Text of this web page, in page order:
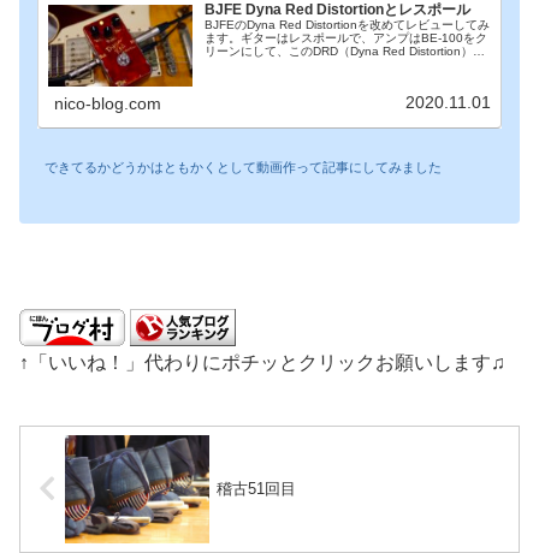
BJFE Dyna Red Distortionとレスポール
BJFEのDyna Red Distortionを改めてレビューしてみ
ます。ギターはレスポールで、アンプはBE-100をク
リーンにして、このDRD（Dyna Red Distortion）を
nico-blog.com 2020.11.01
できてるかどうかはともかくとして動画作って記事にしてみました
↑「いいね！」代わりにポチッとクリックお願いします♫
稽古51回目